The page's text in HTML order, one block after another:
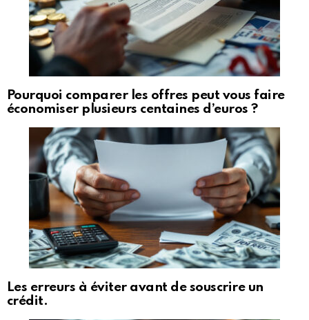
Pourquoi comparer les offres peut vous faire
économiser plusieurs centaines d’euros ?
Les erreurs à éviter avant de souscrire un
crédit.